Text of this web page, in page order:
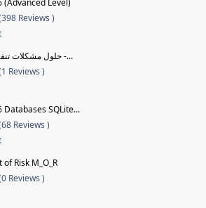
Reviews )
حلول مشكلات تنفيذ المشروعات -...
Reviews )
Databases SQLite...
Reviews )
Risk M_O_R
Reviews )